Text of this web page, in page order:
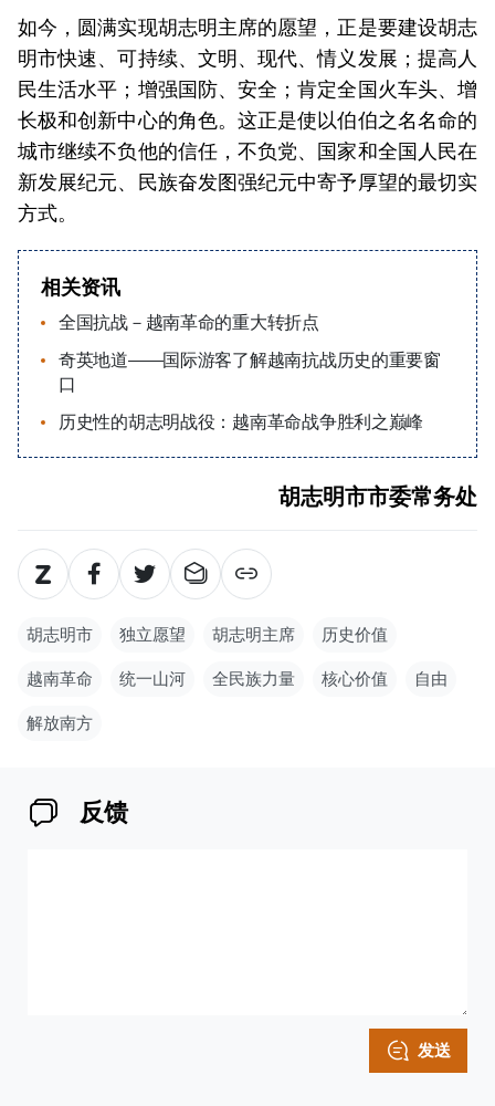
如今，圆满实现胡志明主席的愿望，正是要建设胡志
明市快速、可持续、文明、现代、情义发展；提高人
民生活水平；增强国防、安全；肯定全国火车头、增
长极和创新中心的角色。这正是使以伯伯之名名命的
城市继续不负他的信任，不负党、国家和全国人民在
新发展纪元、民族奋发图强纪元中寄予厚望的最切实
方式。
相关资讯
全国抗战－越南革命的重大转折点
奇英地道——国际游客了解越南抗战历史的重要窗
口
历史性的胡志明战役：越南革命战争胜利之巅峰
胡志明市市委常务处
胡志明市 独立愿望 胡志明主席 历史价值
越南革命 统一山河 全民族力量 核心价值 自由
解放南方
反馈
发送